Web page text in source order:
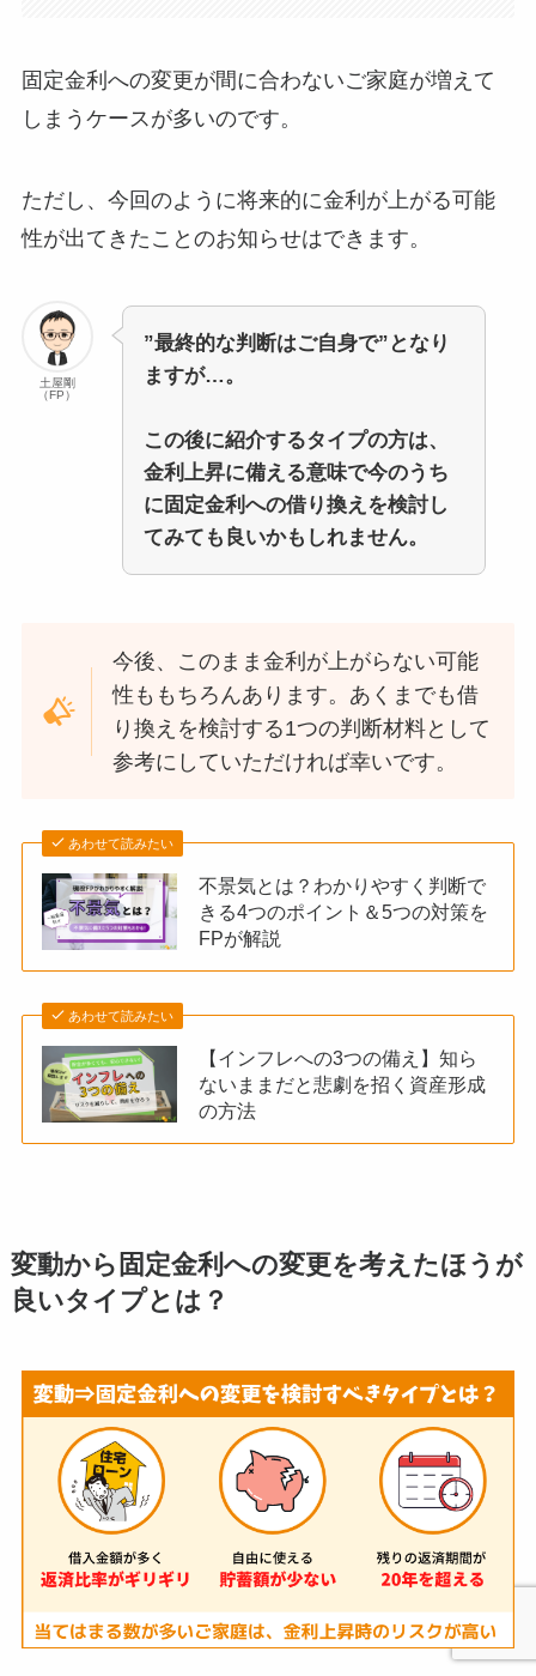
固定金利への変更が間に合わないご家庭が増えて
しまうケースが多いのです。
ただし、今回のように将来的に金利が上がる可能
性が出てきたことのお知らせはできます。
土屋剛
（FP）
”最終的な判断はご自身で”となり
ますが…。
この後に紹介するタイプの方は、
金利上昇に備える意味で今のうち
に固定金利への借り換えを検討し
てみても良いかもしれません。
今後、このまま金利が上がらない可能
性ももちろんあります。あくまでも借
り換えを検討する1つの判断材料として
参考にしていただければ幸いです。
あわせて読みたい
不景気とは？わかりやすく判断で
きる4つのポイント＆5つの対策を
FPが解説
あわせて読みたい
【インフレへの3つの備え】知ら
ないままだと悲劇を招く資産形成
の方法
変動から固定金利への変更を考えたほうが
良いタイプとは？